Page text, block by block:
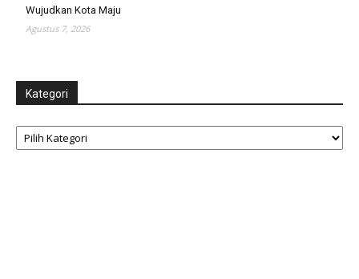
Wujudkan Kota Maju
Agustus 7, 2026
Kategori